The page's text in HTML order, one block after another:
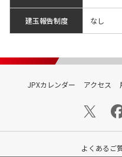
建玉報告制度 なし
JPXカレンダー アクセス
よくあるご